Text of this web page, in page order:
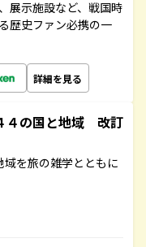
展示施設など、戦国時
歴史ファン必携の一
詳細を見る
４の国と地域 改訂
域を旅の雑学とともに